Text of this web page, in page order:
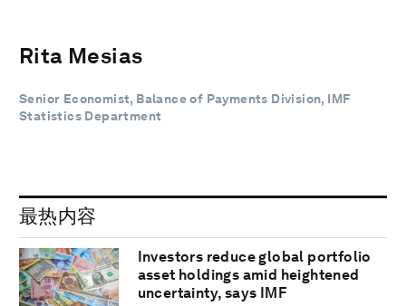
Rita Mesias
Senior Economist, Balance of Payments Division, IMF
Statistics Department
最热内容
Investors reduce global portfolio
asset holdings amid heightened
uncertainty, says IMF